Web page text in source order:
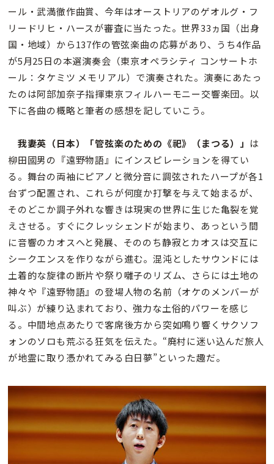
ール・武満徹作曲賞、今年はオーストリアのゲオルグ・フ
リードリヒ・ハースが審査に当たった。世界33ヵ国（出身
国・地域）から137作の管弦楽曲の応募があり、うち4作品
が5月25日の本選演奏会（東京オペラシティ コンサートホ
ール：タケミツ メモリアル）で演奏された。演奏にあたっ
たのは阿部加奈子指揮東京フィルハーモニー交響楽団。以
下に各曲の概略と筆者の感想を記していこう。
我妻英（日本）「管弦楽のための《祀》（まつる）」 は
柳田國男の『遠野物語』にインスピレーションを得てい
る。舞台の両袖にピアノと微分音に調弦されたハープが各1
台ずつ配置され、これらが何度か打撃を与えて始まるが、
そのどこか調子外れな響きは現実の世界に生じた亀裂を覚
えさせる。すぐにクレッシェンドが始まり、あっという間
に音響のカオスへと発展、そののち静寂とカオスは交互に
シークエンスを作りながら進む。混沌としたサウンドには
土着的な旋律の断片や祭り囃子のリズム、さらには土地の
神々や『遠野物語』の登場人物の名前（オケのメンバーが
叫ぶ）が練り込まれており、強力な土俗的パワーを感じ
る。中間地点あたりで客席後方から突如鳴り響くサクソフ
ォンのソロも荒ぶる狂気を伝えた。“廃村に迷い込んだ旅人
が地霊に取り憑かれてみる白日夢”といった趣だ。